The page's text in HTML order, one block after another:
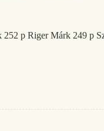
p Riger Márk 249 p